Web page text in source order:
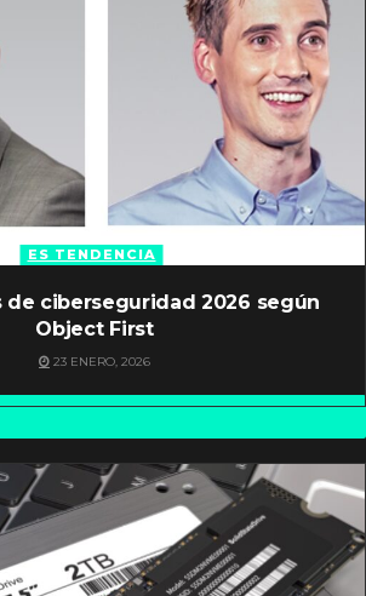
ES TENDENCIA
de ciberseguridad 2026 según
Object First
23 ENERO, 2026